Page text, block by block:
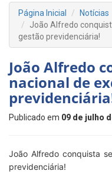
Página Inicial
Notícias
João Alfredo
gestão previdenciária!
João Alfredo
nacional de
Publicado em 09 de julho
João Alfredo conquista
previdenciária!